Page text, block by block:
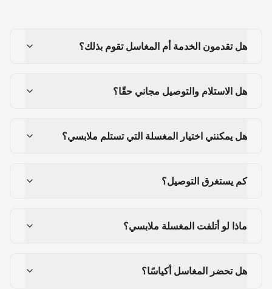
هل تقدمون الخدمة أم المغاسل تقوم بذلك؟
هل الاستلام والتوصيل مجاني حقًا؟
هل يمكنني اختيار المغسلة التي تستلم ملابسي؟
كم يستغرق التوصيل؟
ماذا لو أتلفت المغسلة ملابسي؟
هل تحضر المغاسل أكياسًا؟